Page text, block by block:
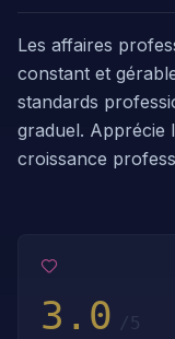
Les affaires
constant et
standards
graduel. Apprécie
croissance
3.0 /5